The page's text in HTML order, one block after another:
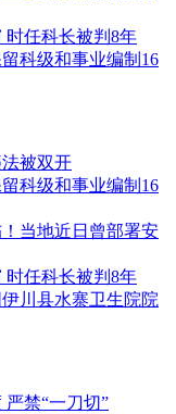
时任科长被判8年
科级和事业编制16
被双开
科级和事业编制16
当地近日曾部署安
时任科长被判8年
川县水寨卫生院院
禁“一刀切”